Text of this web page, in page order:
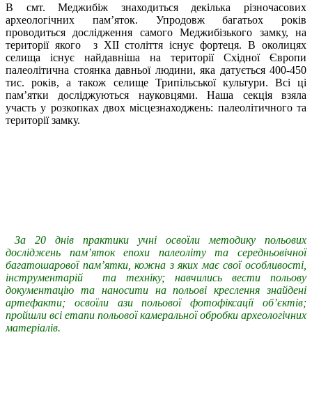
В смт. Меджибіж знаходиться декілька різночасових
археологічних пам’яток. Упродовж багатьох років
проводиться дослідження самого Меджибізького замку, на
території якого з ХІІ століття існує фортеця. В околицях
селища існує найдавніша на території Східної Європи
палеолітична стоянка давньої людини, яка датується 400-450
тис. років, а також селище Трипільської культури. Всі ці
пам’ятки досліджуються науковцями. Наша секція взяла
участь у розкопках двох місцезнаходжень: палеолітичного та
території замку.
За 20 днів практики учні освоїли методику польових
досліджень пам’яток епохи палеоліту та середньовічної
багатошарової пам’ятки, кожна з яких має свої особливості,
інструментарій та техніку; навчились вести польову
документацію та наносити на польові креслення знайдені
артефакти; освоїли ази польової фотофіксації об’єктів;
пройшли всі етапи польової камеральної обробки археологічних
матеріалів.